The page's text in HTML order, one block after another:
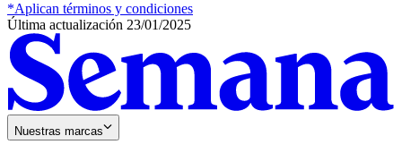
*Aplican términos y condiciones
Última actualización 23/01/2025
Nuestras marcas